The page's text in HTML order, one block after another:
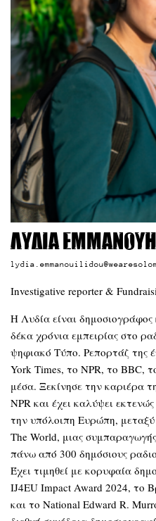
Λυδία
Investigative reporter &
Η Λυδία είναι
δέκα χρόνια εμπειρίας στο
ψηφιακό Τύπο. Ρεπορτάζ της
York Times, το NPR, το BBC,
μέσα. Ξεκίνησε την καριέρα
NPR και έχει καλύψει
την υπόλοιπη Ευρώπη,
The World, μιας
πάνω από 300 δημόσιους
Έχει τιμηθεί με κορυφαία
IJ4EU Impact Award 2024, το
και το National Edward R.